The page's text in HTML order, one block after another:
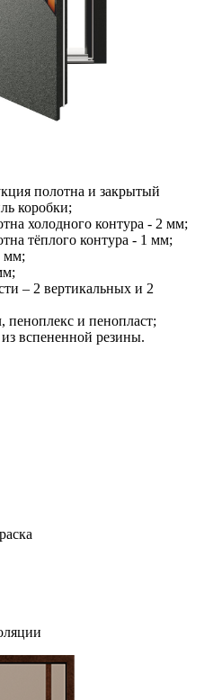
полотна и закрытый
коробки;
холодного контура - 2 мм;
тёплого контура - 1 мм;
мм;
– 2 вертикальных и 2
пеноплекс и пенопласт;
вспененной резины.